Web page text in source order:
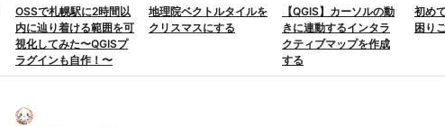
OSSで札幌駅に2時間以
内に辿り着ける範囲を可
視化してみた〜QGISプ
ラグインも自作！〜
地理院ベクトルタイルを
クリスマスにする
【QGIS】カーソルの動
きに連動するインタラ
クティブマップを作成
する
初め
困り